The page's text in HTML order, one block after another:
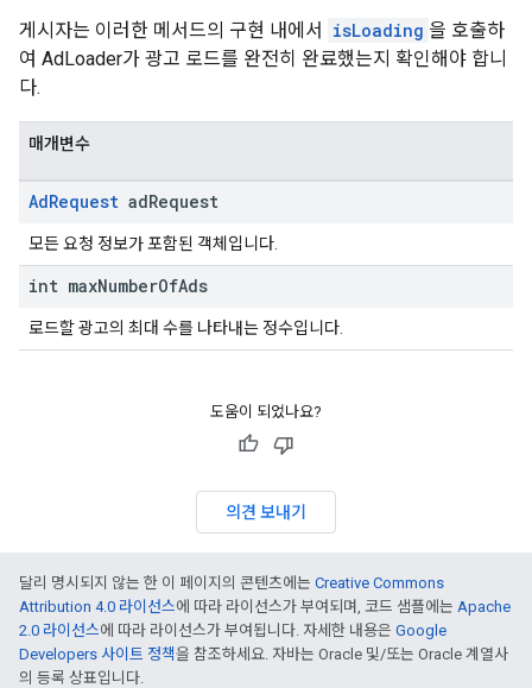
게시자는 이러한 메서드의 구현 내에서
isLoading 을 호출하
여 AdLoader가 광고 로드를 완전히 완료했는지 확인해야 합니
다.
매개변수
AdRequest adRequest
모든 요청 정보가 포함된 객체입니다.
int maxNumberOfAds
로드할 광고의 최대 수를 나타내는 정수입니다.
도움이 되었나요?
의견 보내기
달리 명시되지 않는 한 이 페이지의 콘텐츠에는 Creative Commons
Attribution 4.0 라이선스에 따라 라이선스가 부여되며, 코드 샘플에는 Apache
2.0 라이선스에 따라 라이선스가 부여됩니다. 자세한 내용은 Google
Developers 사이트 정책을 참조하세요. 자바는 Oracle 및/또는 Oracle 계열사
의 등록 상표입니다.